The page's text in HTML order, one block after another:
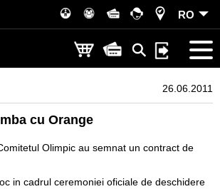
RO
26.06.2011
cu Orange
Olimpic au semnat un contract de
in cadrul ceremoniei oficiale de deschidere